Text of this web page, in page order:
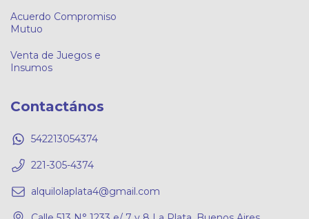
Acuerdo Compromiso
Mutuo
Venta de Juegos e
Insumos
Contactános
542213054374
221-305-4374
alquilolaplata4@gmail.com